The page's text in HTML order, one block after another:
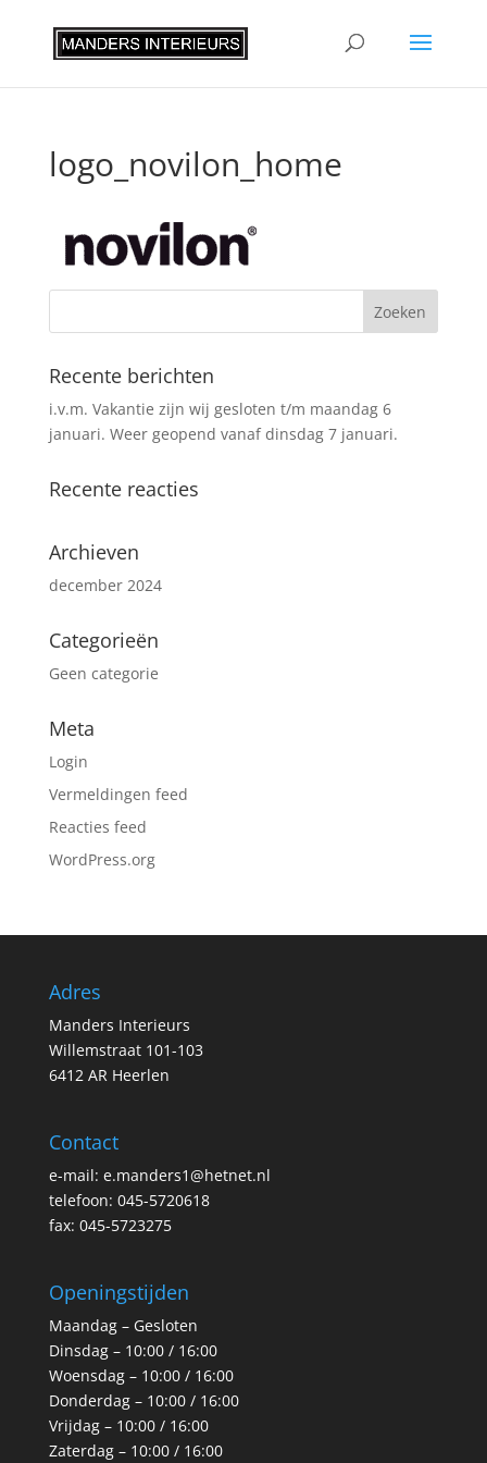
logo_novilon_home
Recente berichten
i.v.m. Vakantie zijn wij gesloten t/m maandag 6
januari. Weer geopend vanaf dinsdag 7 januari.
Recente reacties
Archieven
december 2024
Categorieën
Geen categorie
Meta
Login
Vermeldingen feed
Reacties feed
WordPress.org
Adres
Manders Interieurs
Willemstraat 101-103
6412 AR Heerlen
Contact
e-mail: e.manders1@hetnet.nl
telefoon: 045-5720618
fax: 045-5723275
Openingstijden
Maandag – Gesloten
Dinsdag – 10:00 / 16:00
Woensdag – 10:00 / 16:00
Donderdag – 10:00 / 16:00
Vrijdag – 10:00 / 16:00
Zaterdag – 10:00 / 16:00